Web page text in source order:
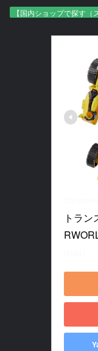
【国内ショップで探す（
トラ